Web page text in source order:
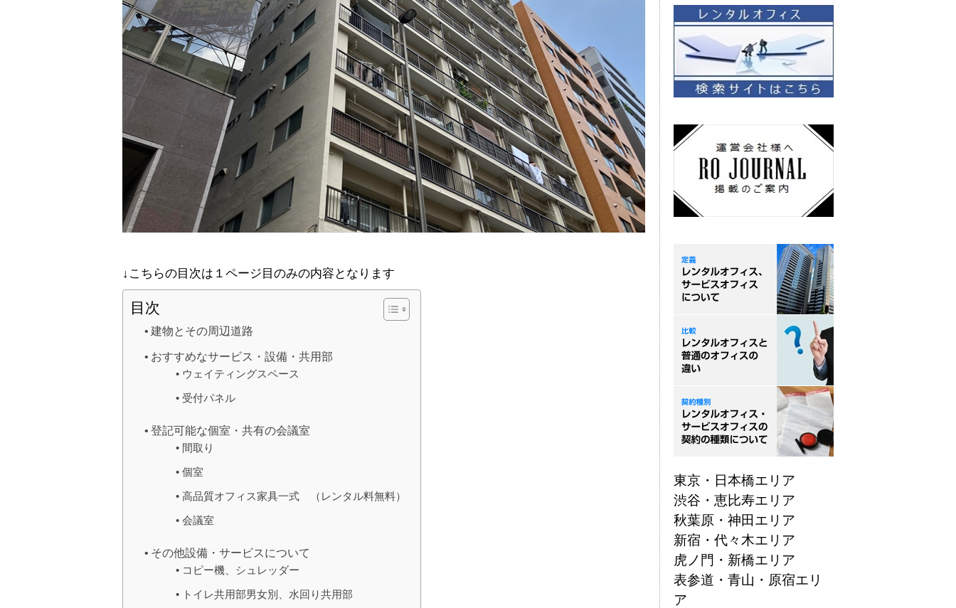
↓こちらの目次は１ページ目のみの内容となります
目次
建物とその周辺道路
おすすめなサービス・設備・共用部
ウェイティングスペース
受付パネル
登記可能な個室・共有の会議室
間取り
個室
高品質オフィス家具一式 （レンタル料無料）
会議室
その他設備・サービスについて
コピー機、シュレッダー
トイレ共用部男女別、水回り共用部
東京・日本橋エリア
渋谷・恵比寿エリア
秋葉原・神田エリア
新宿・代々木エリア
虎ノ門・新橋エリア
表参道・青山・原宿エリ
ア